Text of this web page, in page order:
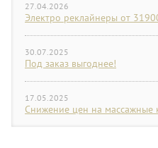
27.04.2026
Электро реклайнеры от
30.07.2025
Под заказ выгоднее!
17.05.2025
Снижение цен на массажные